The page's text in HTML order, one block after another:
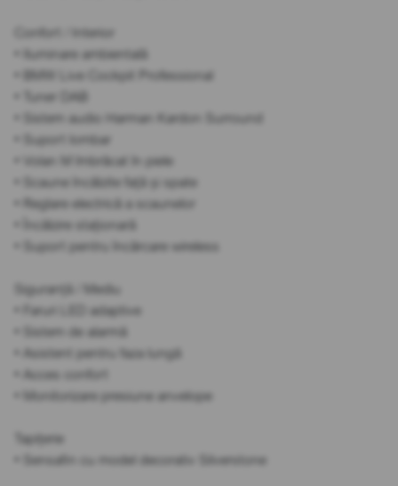
Confort / Interior
• Iluminare ambientală
• BMW Live Cockpit Professional
• Tuner DAB
• Sistem audio Harman Kardon Surround
• Suport lombar
• Volan M îmbrăcat în piele
• Scaune încălzite față și spate
• Reglare electrică a scaunelor
• Încălzire staționară
• Suport pentru încărcare wireless
Siguranță / Mediu
• Faruri LED adaptive
• Sistem de alarmă
• Asistent pentru faza lungă
• Acces confort
• Monitorizare presiune anvelope
Tapițerie
• Sensafin cu model decorativ Silverstone